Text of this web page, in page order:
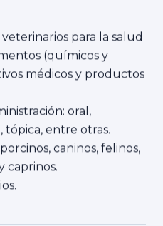
para la salud
(químicos y
médicos y productos
oral,
tópica, entre otras.
porcinos, caninos, felinos,
caprinos.